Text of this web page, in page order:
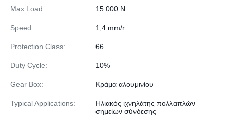
Max Load: 15.000 Ν
Speed: 1,4 mm/r
Protection Class: 66
Duty Cycle: 10%
Gear Box: Κράμα αλουμινίου
Typical Applications:
Ηλιακός ιχνηλάτης πολλαπλών
σημείων σύνδεσης